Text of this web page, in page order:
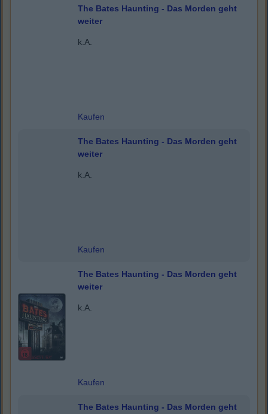
The Bates Haunting - Das Morden geht
weiter
k.A.
Kaufen
The Bates Haunting - Das Morden geht
weiter
k.A.
Kaufen
The Bates Haunting - Das Morden geht
weiter
k.A.
Kaufen
The Bates Haunting - Das Morden geht